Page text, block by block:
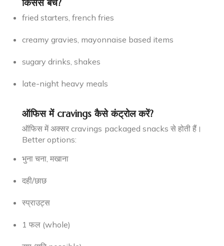
किससे बचें?
fried starters, french fries
creamy gravies, mayonnaise based items
sugary drinks, shakes
late-night heavy meals
ऑफिस में cravings कैसे कंट्रोल करें?
ऑफिस में अक्सर cravings packaged snacks से होती हैं।
Better options:
भुना चना, मखाना
दही/छाछ
स्प्राउट्स
1 फल (whole)